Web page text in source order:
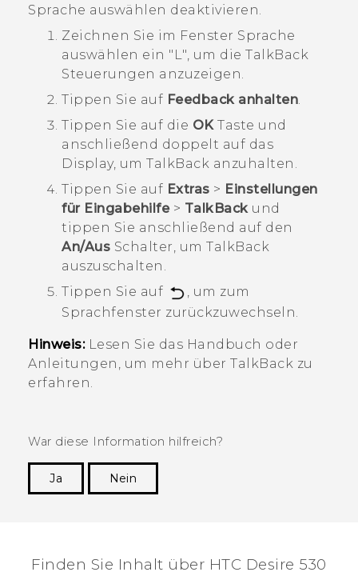
Sprache auswählen deaktivieren.
Zeichnen Sie im Fenster Sprache
auswählen ein "‍L"‍, um die TalkBack
Steuerungen anzuzeigen.
Tippen Sie auf Feedback anhalten.
Tippen Sie auf die OKTaste und
anschließend doppelt auf das
Display, um TalkBack anzuhalten.
Tippen Sie auf Extras > Einstellungen
für Eingabehilfe> TalkBackund
tippen Sie anschließend auf den
An/Aus Schalter, um TalkBack
auszuschalten.
Tippen Sie auf
, um zum
Sprachfenster zurückzuwechseln.
Hinweis:Lesen Sie das Handbuch oder
Anleitungen, um mehr über TalkBack zu
erfahren.
War diese Information hilfreich?
Ja
Nein
Finden Sie Inhalt über‎ HTC Desire 530